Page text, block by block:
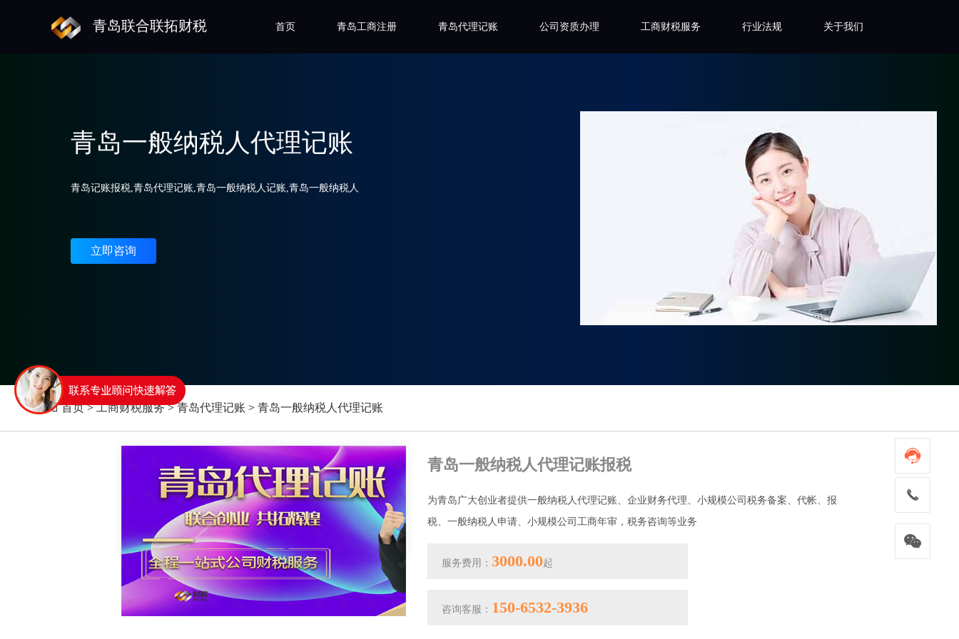
青岛联合联拓财税 首页 青岛工商注册 青岛代理记账 公司资质办理 工商财税服务 行业法规 关于我们
青岛一般纳税人代理记账
青岛记账报税,青岛代理记账,青岛一般纳税人记账,青岛一般纳税人
立即咨询
 首页>工商财税服务>青岛代理记账 > 青岛一般纳税人代理记账
青岛一般纳税人代理记账报税
为青岛广大创业者提供一般纳税人代理记账、企业财务代理、小规模公司税务备案、代帐、报
税、一般纳税人申请、小规模公司工商年审，税务咨询等业务
服务费用： 3000.00起
咨询客服： 150-6532-3936
